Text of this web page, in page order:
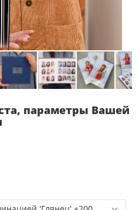
параметры Вашей